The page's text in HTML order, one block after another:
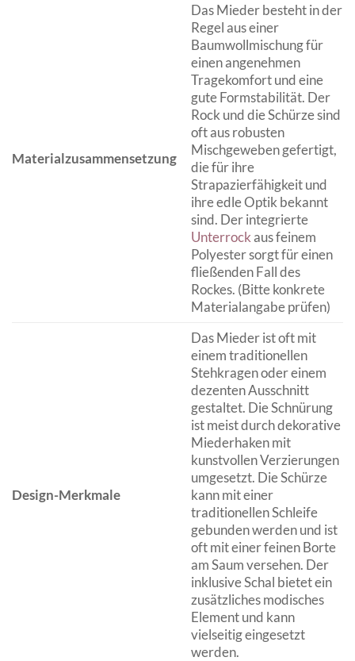
Materialzusammensetzung
Das Mieder besteht in der
Regel aus einer
Baumwollmischung für
einen angenehmen
Tragekomfort und eine
gute Formstabilität. Der
Rock und die Schürze sind
oft aus robusten
Mischgeweben gefertigt,
die für ihre
Strapazierfähigkeit und
ihre edle Optik bekannt
sind. Der integrierte
Unterrockaus feinem
Polyester sorgt für einen
fließenden Fall des
Rockes. (Bitte konkrete
Materialangabe prüfen)
Design-Merkmale
Das Mieder ist oft mit
einem traditionellen
Stehkragen oder einem
dezenten Ausschnitt
gestaltet. Die Schnürung
ist meist durch dekorative
Miederhaken mit
kunstvollen Verzierungen
umgesetzt. Die Schürze
kann mit einer
traditionellen Schleife
gebunden werden und ist
oft mit einer feinen Borte
am Saum versehen. Der
inklusive Schal bietet ein
zusätzliches modisches
Element und kann
vielseitig eingesetzt
werden.